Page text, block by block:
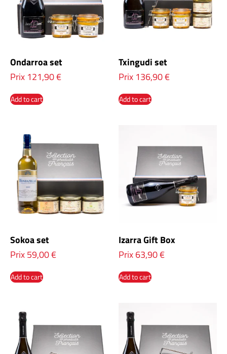
Ondarroa set
Prix 121,90€
Add to cart
Txingudi set
Prix 136,90€
Add to cart
Sokoa set
Prix59,00€
Add to cart
Izarra Gift Box
Prix63,90€
Add to cart